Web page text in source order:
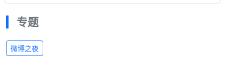
专题
微博之夜